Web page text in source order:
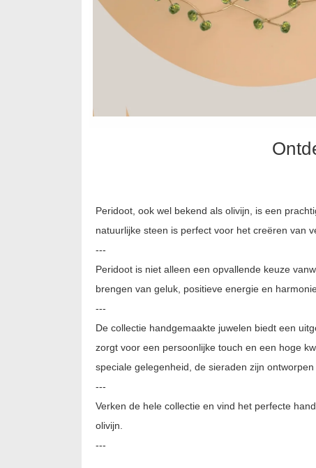
Peridoot, ook wel bekend als olivijn, is een
natuurlijke steen is perfect voor het creëren van
---
Peridoot is niet alleen een opvallende keuze
brengen van geluk, positieve energie en
---
De collectie handgemaakte juwelen biedt een
zorgt voor een persoonlijke touch en een hoge
speciale gelegenheid, de sieraden zijn
---
Verken de hele collectie en vind het perfecte
olivijn.
---